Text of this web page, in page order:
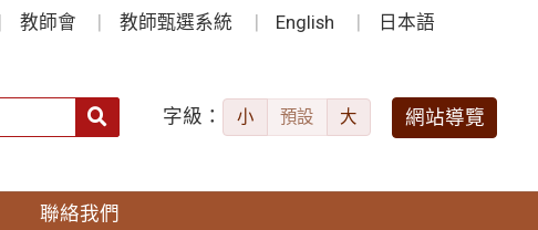
教師會 教師甄選系統 English 日本語
字級： 小 預設 大 網站導覽
聯絡我們